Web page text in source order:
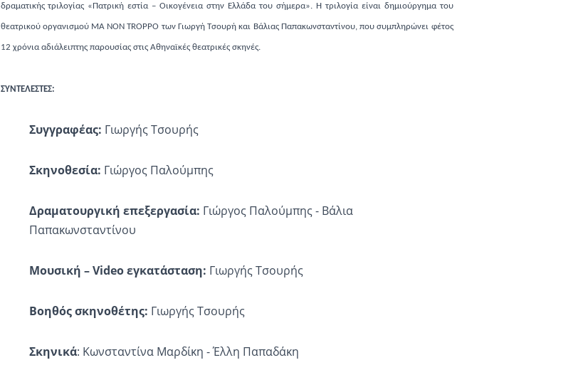
δραματικής τριλογίας «Πατρική εστία – Οικογένεια στην Ελλάδα του σήμερα». Η τριλογία είναι δημιούργημα του
θεατρικού οργανισμού MA NON TROPPO των Γιωργή Τσουρή και Βάλιας Παπακωνσταντίνου, που συμπληρώνει φέτος
12 χρόνια αδιάλειπτης παρουσίας στις Αθηναϊκές θεατρικές σκηνές.
ΣΥΝΤΕΛΕΣΤΕΣ:
Συγγραφέας: Γιωργής Τσουρής
Σκηνοθεσία: Γιώργος Παλούμπης
Δραματουργική επεξεργασία: Γιώργος Παλούμπης - Βάλια
Παπακωνσταντίνου
Μουσική – Video εγκατάσταση: Γιωργής Τσουρής
Βοηθός σκηνοθέτης: Γιωργής Τσουρής
Σκηνικά: Κωνσταντίνα Μαρδίκη - Έλλη Παπαδάκη